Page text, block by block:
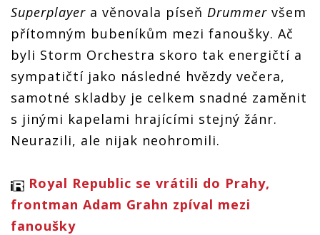
Superplayer a věnovala píseň Drummer všem
přítomným bubeníkům mezi fanoušky. Ač
byli Storm Orchestra skoro tak energičtí a
sympatičtí jako následné hvězdy večera,
samotné skladby je celkem snadné zaměnit
s jinými kapelami hrajícími stejný žánr.
Neurazili, ale nijak neohromili.
Royal Republic se vrátili do Prahy,
frontman Adam Grahn zpíval mezi
fanoušky